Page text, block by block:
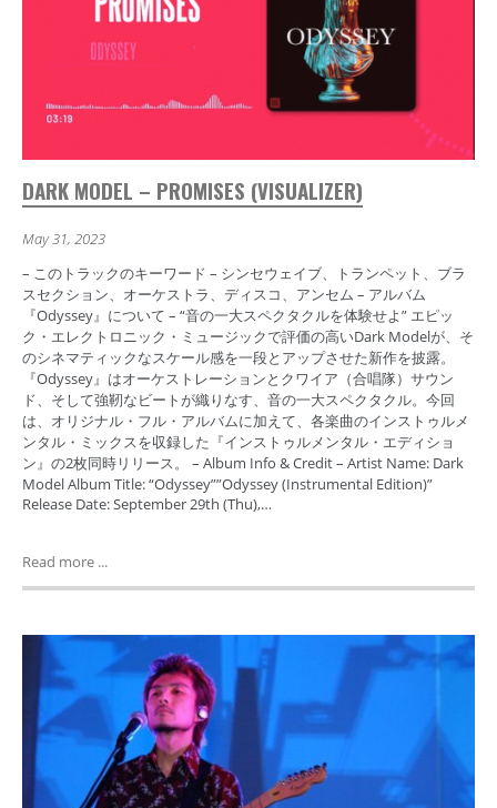
DARK MODEL – PROMISES (VISUALIZER)
May 31, 2023
– このトラックのキーワード – シンセウェイブ、トランペット、ブラ
スセクション、オーケストラ、ディスコ、アンセム – アルバム
『Odyssey』について – “音の一大スペクタクルを体験せよ” エピッ
ク・エレクトロニック・ミュージックで評価の高いDark Modelが、そ
のシネマティックなスケール感を一段とアップさせた新作を披露。
『Odyssey』はオーケストレーションとクワイア（合唱隊）サウン
ド、そして強靭なビートが織りなす、音の一大スペクタクル。今回
は、オリジナル・フル・アルバムに加えて、各楽曲のインストゥルメ
ンタル・ミックスを収録した『インストゥルメンタル・エディショ
ン』の2枚同時リリース。 – Album Info & Credit – Artist Name: Dark
Model Album Title: “Odyssey””Odyssey (Instrumental Edition)”
Release Date: September 29th (Thu),…
Read more ...